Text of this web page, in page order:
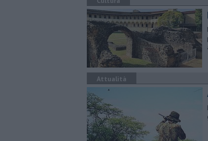
Attualità